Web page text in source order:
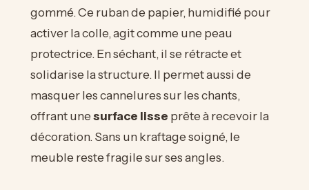
gommé. Ce ruban de papier, humidifié pour
activer la colle, agit comme une peau
protectrice. En séchant, il se rétracte et
solidarise la structure. Il permet aussi de
masquer les cannelures sur les chants,
offrant unesurface lisse prête à recevoir la
décoration. Sans un kraftage soigné, le
meuble reste fragile sur ses angles.